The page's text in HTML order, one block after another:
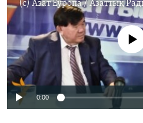
(c)Азат Еуропа / Азаттық
No media source
0:00